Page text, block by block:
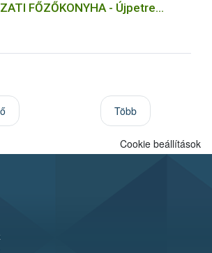
FŐZŐKONYHA - Újpetre
Több
Cookie beállítások